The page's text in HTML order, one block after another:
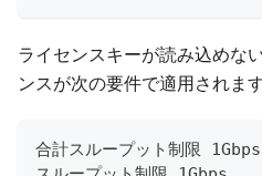
ライセンスキーが読み込めな
ンスが次の要件で適用されます
合計スループット制限 1Gbps